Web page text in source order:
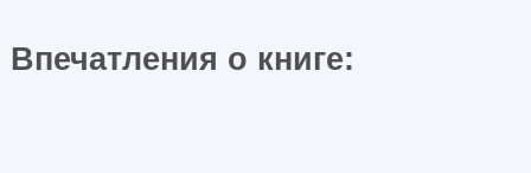
Впечатления о книге: